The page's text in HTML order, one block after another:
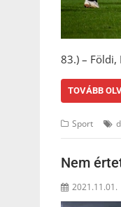
83.) – Földi,
TOVÁBB
Sport
Nem
2021.11.01.